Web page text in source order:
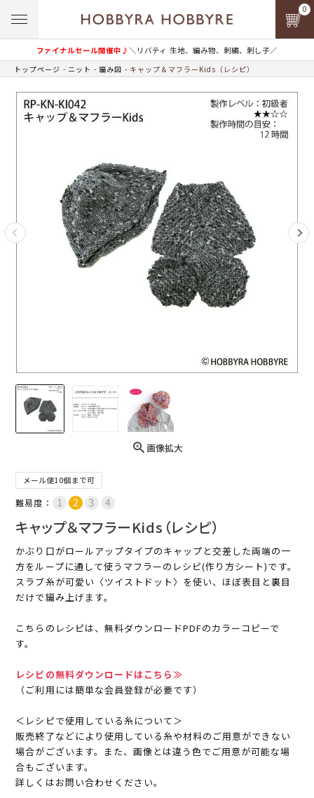
ファイナルセール開催中♪＼リバティ 生地、編み物、刺繍、刺し子／
0
トップページ ニット 編み図 キャップ＆マフラーKids（レシピ）
画像拡大
メール便10個まで可
難易度：
キャップ＆マフラーKids（レシピ）
かぶり口がロールアップタイプのキャップと交差した両端の一
方をループに通して使うマフラーのレシピ(作り方シート)です。
スラブ糸が可愛い〈ツイストドット〉を使い、ほぼ表目と裏目
だけで編み上げます。
こちらのレシピは、無料ダウンロードPDFのカラーコピーで
す。
レシピの無料ダウンロードはこちら≫
（ご利用には簡単な会員登録が必要です）
＜レシピで使用している糸について＞
販売終了などにより使用している糸や材料のご用意ができない
場合がございます。また、画像とは違う色でご用意が可能な場
合もございます。
詳しくはお問い合わせください。